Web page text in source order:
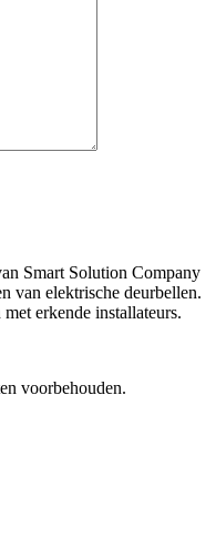
Smart Solution Company
van elektrische deurbellen.
erkende installateurs.
voorbehouden.